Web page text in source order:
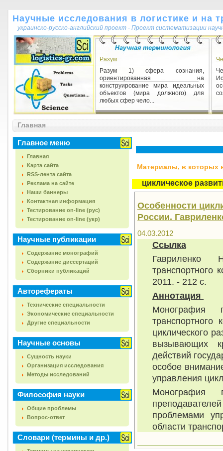
Научные исследования в логистике и на
украинско-русско-английский проект - Проект систематизации
Разум
Разум 1) сфера сознания,
ориентированная на
конструирование мира идеальных
объектов (мира должного) для
любых сфер чело...
Міркування
спрямований на обґрунтування
якого-небудь положення чи
одержання нового висновку з декі...
Главная
Главное меню
Главная
Карта сайта
RSS-лента сайта
Реклама на сайте
Наши баннеры
Контактная информация
Тестирование on-line (рус)
Тестирование on-line (укр)
Научные публикации
Содержание монографий
Содержание диссертаций
Сборники публикаций
Авторефераты
Технические специальности
Экономические специальности
Другие специальности
Научные основы
Сущность науки
Организация исследования
Методы исследований
Философия науки
Общие проблемы
Вопрос-ответ
Словари (термины и др.)
Материалы, в которых
циклическое
Особенности
России.
04.03.2012
Ссылка
Гавриленко
2011. - 212 с.
Аннотация
Монография
транспортного
циклического
вызывающих
действий
особое
управления
Монография
проблемами
области